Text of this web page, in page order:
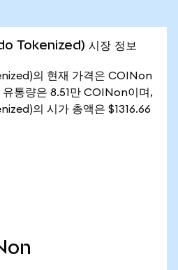
Tokenized) 시장 정보
의 현재 가격은 COINon
유통량은 8.51만 COINon이며,
의 시가 총액은 $1316.66